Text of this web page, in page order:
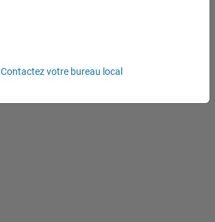
Contactez votre bureau local